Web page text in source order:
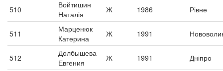
510
Войтишин
Наталія
Ж 1986 Рівне
511
Марценюк
Катерина
Ж 1991
512
Долбышева
Евгения
Ж 1991
Дніпро